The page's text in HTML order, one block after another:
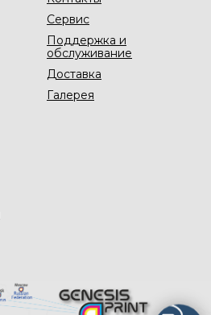
Сервис
Поддержка и
обслуживание
Доставка
Галерея